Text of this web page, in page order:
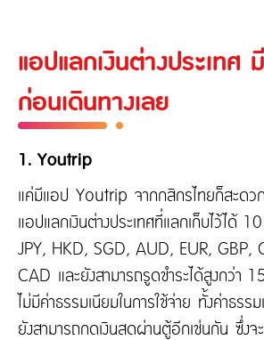
แอปแลกเงินต่างประเทศ
ก่อนเดินทางเลย
1. Youtrip
แค่มีแอป Youtrip จากกสิกรไทยก็สะดว
แอปแลกเงินต่างประเทศที่แลกเก็บไว้ได้
JPY, HKD, SGD, AUD, EUR, GBP,
CAD และยังสามารถรูดชำระได้สูงกว่า
ไม่มีค่าธรรมเนียมในการใช้จ่าย ทั้งค่าธร
ยังสามารถกดเงินสดผ่านตู้อีกเช่นกัน ซึ่งจ